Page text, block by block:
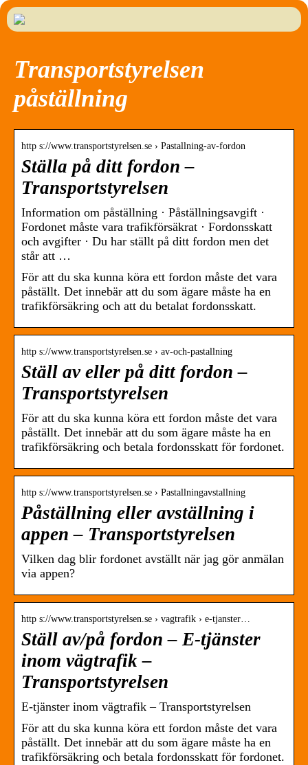
Transportstyrelsen
påställning
http s://www.transportstyrelsen.se › Pastallning-av-fordon
Ställa på ditt fordon –
Transportstyrelsen
Information om påställning · Påställningsavgift ·
Fordonet måste vara trafikförsäkrat · Fordonsskatt
och avgifter · Du har ställt på ditt fordon men det
står att …
För att du ska kunna köra ett fordon måste det vara
påställt. Det innebär att du som ägare måste ha en
trafikförsäkring och att du betalat fordonsskatt.
http s://www.transportstyrelsen.se › av-och-pastallning
Ställ av eller på ditt fordon –
Transportstyrelsen
För att du ska kunna köra ett fordon måste det vara
påställt. Det innebär att du som ägare måste ha en
trafikförsäkring och betala fordonsskatt för fordonet.
http s://www.transportstyrelsen.se › Pastallningavstallning
Påställning eller avställning i
appen – Transportstyrelsen
Vilken dag blir fordonet avställt när jag gör anmälan
via appen?
http s://www.transportstyrelsen.se › vagtrafik › e-tjanster…
Ställ av/på fordon – E-tjänster
inom vägtrafik –
Transportstyrelsen
E-tjänster inom vägtrafik – Transportstyrelsen
För att du ska kunna köra ett fordon måste det vara
påställt. Det innebär att du som ägare måste ha en
trafikförsäkring och betala fordonsskatt för fordonet.